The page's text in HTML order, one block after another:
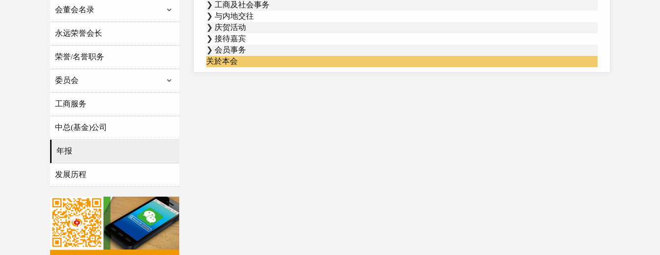
会董会名录
永远荣誉会长
荣誉/名誉职务
委员会
工商服务
中总(基金)公司
年报
发展历程
❯ 工商及社会事务
❯ 与内地交往
❯ 庆贺活动
❯ 接待嘉宾
❯ 会员事务
关於本会